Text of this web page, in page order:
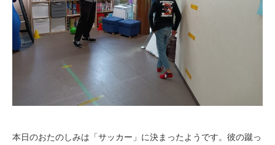
本日のおたのしみは「サッカー」に決まったようです。彼の蹴っ